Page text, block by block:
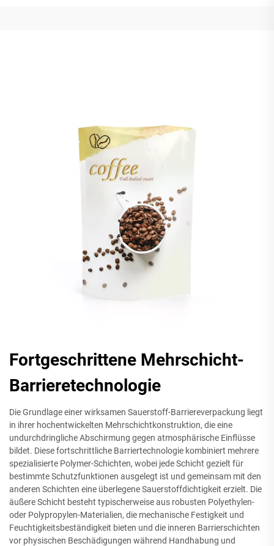
Fortgeschrittene Mehrschicht-
Barrieretechnologie
Die Grundlage einer wirksamen Sauerstoff-Barriereverpackung liegt
in ihrer hochentwickelten Mehrschichtkonstruktion, die eine
undurchdringliche Abschirmung gegen atmosphärische Einflüsse
bildet. Diese fortschrittliche Barriertechnologie kombiniert mehrere
spezialisierte Polymer-Schichten, wobei jede Schicht gezielt für
bestimmte Schutzfunktionen ausgelegt ist und gemeinsam mit den
anderen Schichten eine überlegene Sauerstoffdichtigkeit erzielt. Die
äußere Schicht besteht typischerweise aus robusten Polyethylen-
oder Polypropylen-Materialien, die mechanische Festigkeit und
Feuchtigkeitsbeständigkeit bieten und die inneren Barrierschichten
vor physischen Beschädigungen während Handhabung und